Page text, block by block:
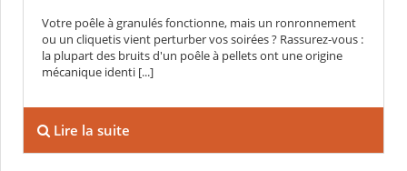
Votre poêle à granulés fonctionne, mais un ronronnement
ou un cliquetis vient perturber vos soirées ? Rassurez-vous :
la plupart des bruits d'un poêle à pellets ont une origine
mécanique identi [...]
Lire la suite